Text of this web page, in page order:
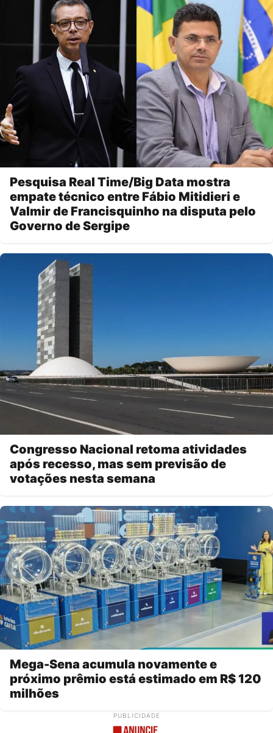
Pesquisa Real Time/Big Data mostra
empate técnico entre Fábio Mitidieri e
Valmir de Francisquinho na disputa pelo
Governo de Sergipe
Congresso Nacional retoma atividades
após recesso, mas sem previsão de
votações nesta semana
Mega-Sena acumula novamente e
próximo prêmio está estimado em R$ 120
milhões
PUBLICIDADE